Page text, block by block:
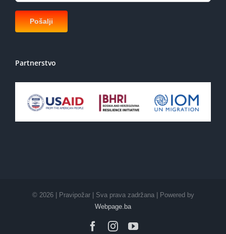
Partnerstvo
© 2026 | Pravipožar | Sva prava zadržana | Powered by
Webpage.ba
Facebook
InstagramYouTube